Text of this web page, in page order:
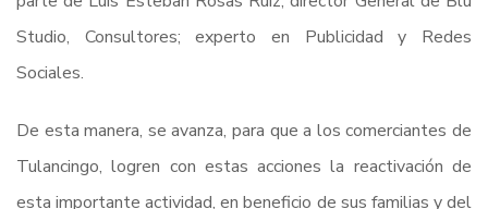
Studio, Consultores; experto en Publicidad y Redes
Sociales.
De esta manera, se avanza, para que a los comerciantes de
Tulancingo, logren con estas acciones la reactivación de
esta importante actividad, en beneficio de sus familias y del